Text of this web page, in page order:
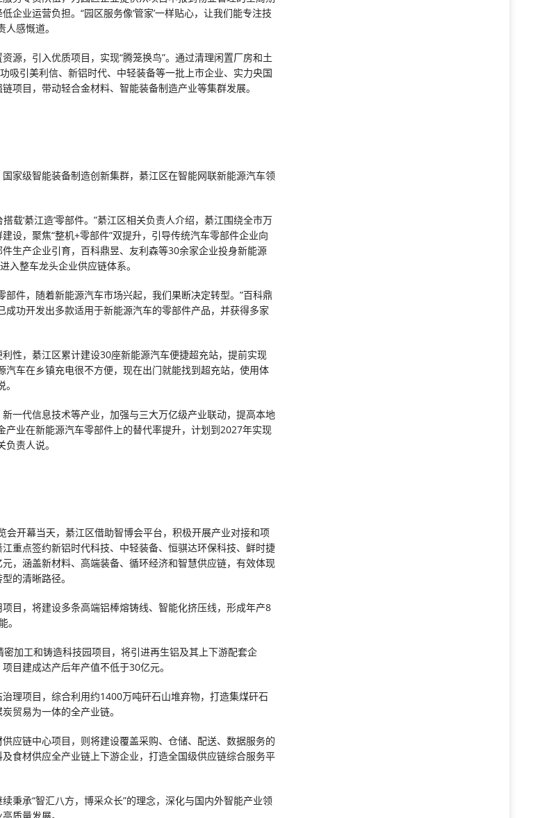
企业运营负担。“园区服务像‘管家’一样贴心，让我们能专注技
感慨道。
源，引入优质项目，实现“腾笼换鸟”。通过清理闲置厂房和土
吸引美利信、新铝时代、中轻装备等一批上市企业、实力央国
项目，带动轻合金材料、智能装备制造产业等集群发展。
家级智能装备制造创新集群，綦江区在智能网联新能源汽车领
载‘綦江造’零部件。”綦江区相关负责人介绍，綦江围绕全市万
设，聚焦“整机+零部件”双提升，引导传统汽车零部件企业向
生产企业引育，百科鼎昱、友利森等30余家企业投身新能源
入整车龙头企业供应链体系。
部件，随着新能源汽车市场兴起，我们果断决定转型。”百科鼎
成功开发出多款适用于新能源汽车的零部件产品，并获得多家
性，綦江区累计建设30座新能源汽车便捷超充站，提前实现
汽车在乡镇充电很不方便，现在出门就能找到超充站，使用体
一代信息技术等产业，加强与三大万亿级产业联动，提高本地
产业在新能源汽车零部件上的替代率提升，计划到2027年实现
责人说。
会开幕当天，綦江区借助智博会平台，积极开展产业对接和项
重点签约新铝时代科技、中轻装备、恒骐达环保科技、鲜时捷
，涵盖新材料、高端装备、循环经济和智慧供应链，有效体现
的清晰路径。
目，将建设多条高端铝棒熔铸线、智能化挤压线，形成年产8
。
加工和铸造科技园项目，将引进再生铝及其上下游配套企
目建成达产后年产值不低于30亿元。
理项目，综合利用约1400万吨矸石山堆弃物，打造集煤矸石
贸易为一体的全产业链。
应链中心项目，则将建设覆盖采购、仓储、配送、数据服务的
食材供应全产业链上下游企业，打造全国级供应链综合服务平
秉承“智汇八方，博采众长”的理念，深化与国内外智能产业领